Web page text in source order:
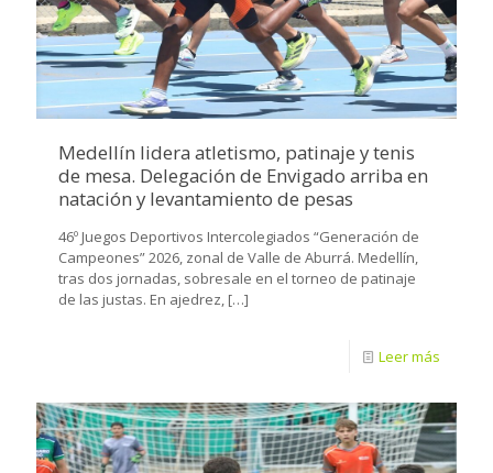
Medellín lidera atletismo, patinaje y tenis
de mesa. Delegación de Envigado arriba en
natación y levantamiento de pesas
46º Juegos Deportivos Intercolegiados “Generación de
Campeones” 2026, zonal de Valle de Aburrá. Medellín,
tras dos jornadas, sobresale en el torneo de patinaje
de las justas. En ajedrez, […]
Leer más